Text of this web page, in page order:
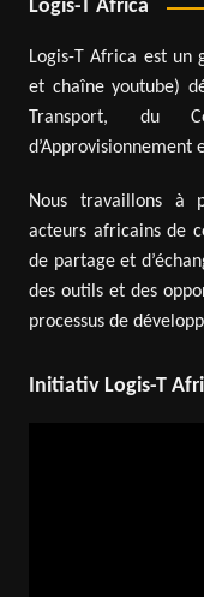
Logis-T Africa
Logis-T Africa est un
et chaîne youtube)
Transport, du
d’Approvisionnement
Nous travaillons à
acteurs africains de
de partage et
des outils et des
processus de
Initiativ Logis-T